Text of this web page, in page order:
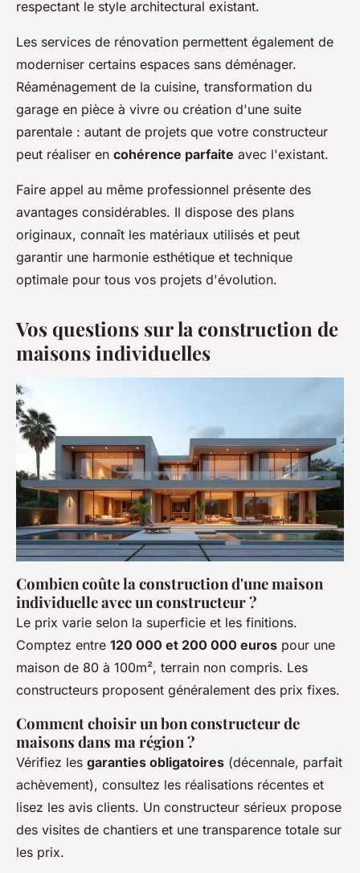
respectant le style architectural existant.
Les services de rénovation permettent également de
moderniser certains espaces sans déménager.
Réaménagement de la cuisine, transformation du
garage en pièce à vivre ou création d'une suite
parentale : autant de projets que votre constructeur
peut réaliser en cohérence parfaite avec l'existant.
Faire appel au même professionnel présente des
avantages considérables. Il dispose des plans
originaux, connaît les matériaux utilisés et peut
garantir une harmonie esthétique et technique
optimale pour tous vos projets d'évolution.
Vos questions sur la construction de
maisons individuelles
Combien coûte la construction d'une maison
individuelle avec un constructeur ?
Le prix varie selon la superficie et les finitions.
Comptez entre 120 000 et 200 000 euros pour une
maison de 80 à 100m², terrain non compris. Les
constructeurs proposent généralement des prix fixes.
Comment choisir un bon constructeur de
maisons dans ma région ?
Vérifiez les garanties obligatoires (décennale, parfait
achèvement), consultez les réalisations récentes et
lisez les avis clients. Un constructeur sérieux propose
des visites de chantiers et une transparence totale sur
les prix.